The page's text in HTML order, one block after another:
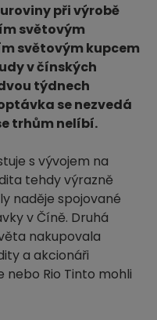
při výrobě
světovým
světovým kupcem
v čínských
týdnech
se nezvedá
trhům nelíbí.
s vývojem na
tehdy výrazně
naděje spojované
v Číně. Druhá
nakupovala
a akcionáři
nebo Rio Tinto mohli